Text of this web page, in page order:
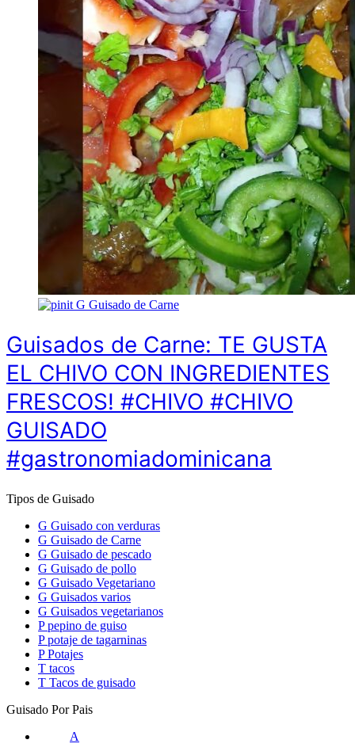
G Guisado de Carne
Guisados de Carne: TE GUSTA
EL CHIVO CON INGREDIENTES
FRESCOS! #CHIVO #CHIVO
GUISADO
#gastronomiadominicana
Tipos de Guisado
G Guisado con verduras
G Guisado de Carne
G Guisado de pescado
G Guisado de pollo
G Guisado Vegetariano
G Guisados varios
G Guisados vegetarianos
P pepino de guiso
P potaje de tagarninas
P Potajes
T tacos
T Tacos de guisado
Guisado Por Pais
A